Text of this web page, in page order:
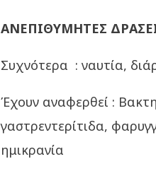
ΑΝΕΠΙΘΥΜΗΤΕΣ
Συχνότερα : ναυτία,
Έχουν αναφερθεί :
γαστρεντερίτιδα,
ημικρανία